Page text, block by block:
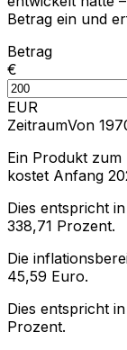
Betrag ein und
Betrag
€
EUR
ZeitraumVon
Ein Produkt zum
kostet Anfang
Dies entspricht in
338,71 Prozent.
Die
45,59 Euro.
Dies entspricht in
Prozent.